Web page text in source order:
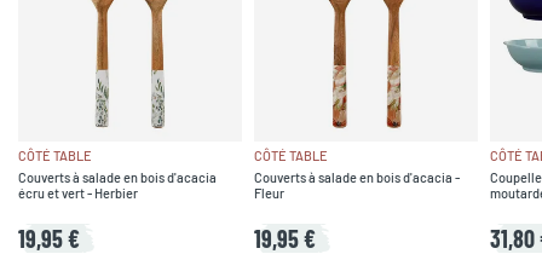
CÔTÉ TABLE
Couverts à salade en bois d'acacia
écru et vert - Herbier
19,95 €
CÔTÉ TABLE
Couverts à salade en bois d'acacia -
Fleur
19,95 €
CÔTÉ
31,80